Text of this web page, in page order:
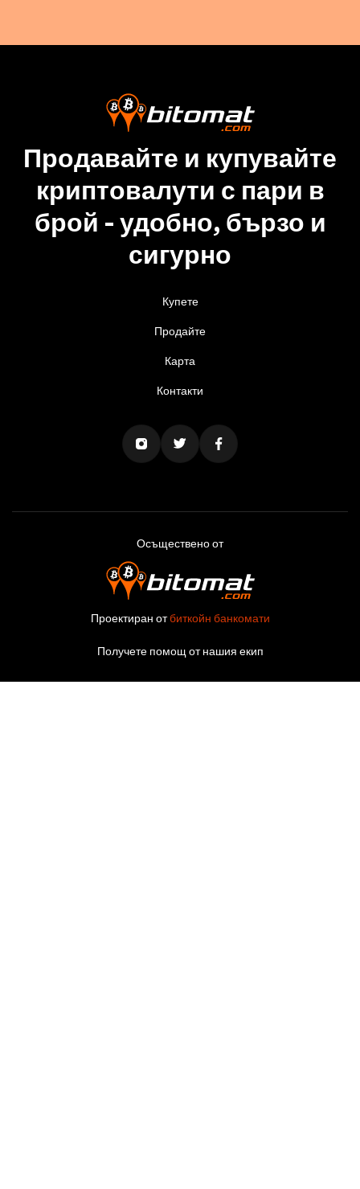
Продавайте и купувайте
криптовалути с пари в
брой - удобно, бързо и
сигурно
Купете
Продайте
Карта
Контакти
Осъществено от
Проектиран отбиткойн банкомати
Получете помощ от нашия екип